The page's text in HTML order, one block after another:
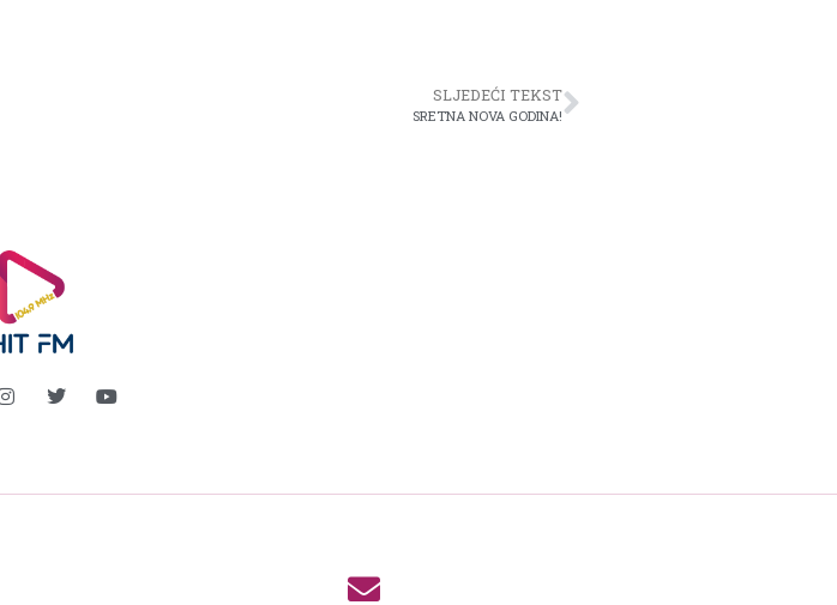
SLJEDEĆI TEKST
SRETNA NOVA GODINA!